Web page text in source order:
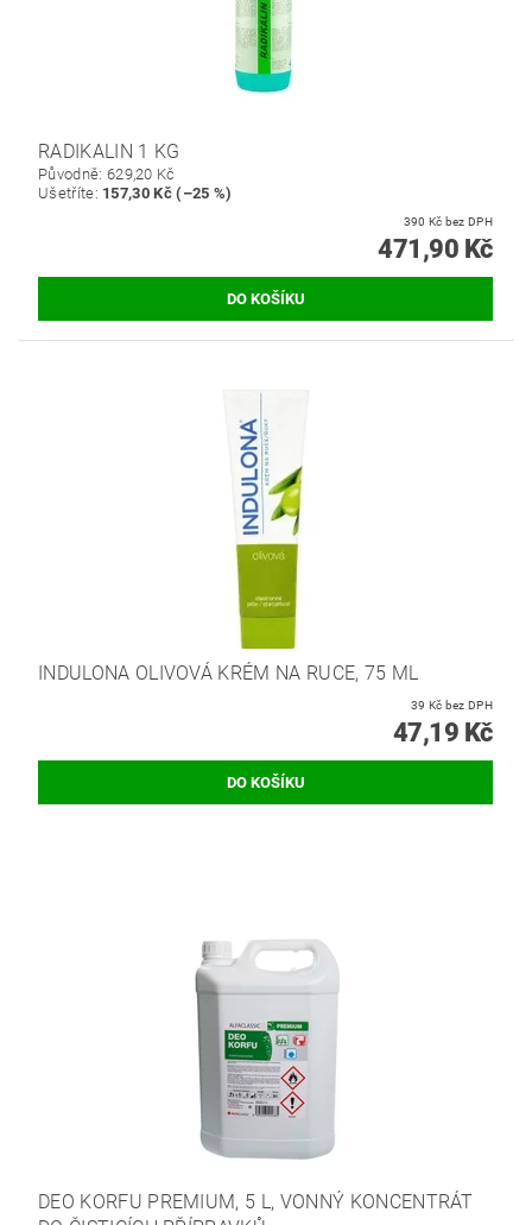
RADIKALIN 1 KG
Původně: 629,20 Kč
Ušetříte: 157,30 Kč (–25 %)
390 Kč bez DPH
471,90 Kč
INDULONA OLIVOVÁ KRÉM NA RUCE, 75 ML
39 Kč bez DPH
47,19 Kč
DEO KORFU PREMIUM, 5 L, VONNÝ KONCENTRÁT